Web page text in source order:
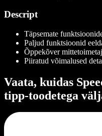
Descript
Täpsemate
Paljud funktsioonid
Õppekõver
Piiratud võimalused
Vaata, kuidas
tipp-toodetega